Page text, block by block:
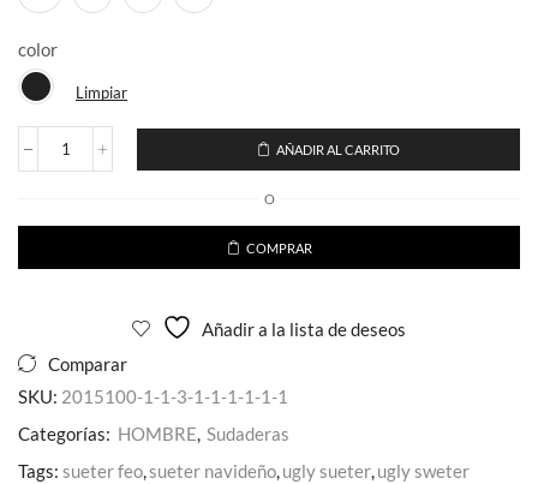
color
Limpiar
Sudadera
Pedreria
Capucha
AÑADIR AL CARRITO
O
COMPRAR
Añadir a la lista de deseos
Comparar
SKU: 2015100-1-1-3-1-1-1-1-1-1
Categorías: HOMBRE, Sudaderas
Tags: sueter feo,sueter navideño,ugly sueter,ugly sweter